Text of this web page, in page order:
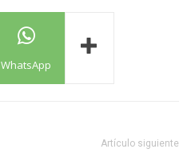
WhatsApp
Artículo siguiente